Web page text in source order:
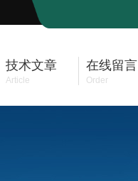
技术文章
Article
在线留言
Order